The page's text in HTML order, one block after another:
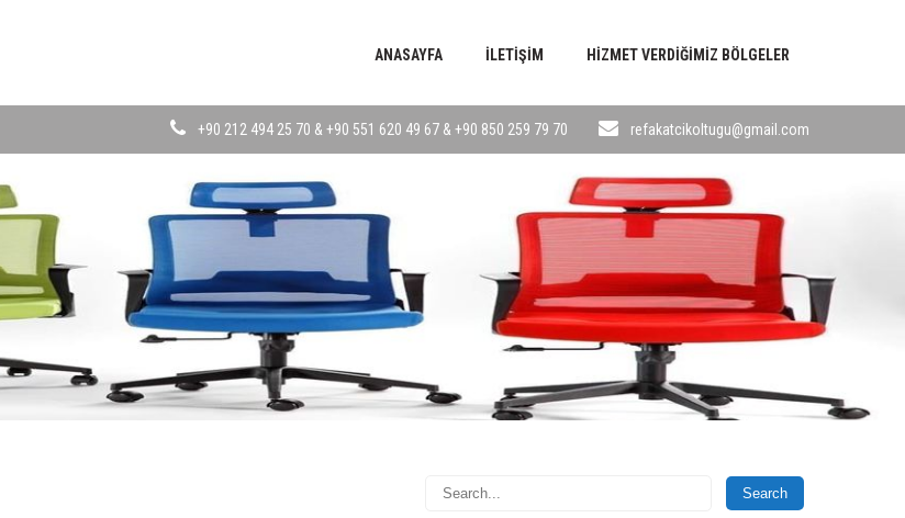
ANASAYFA İLETIŞIM HIZMET VERDIĞIMIZ BÖLGELER
+90 212 494 25 70 & +90 551 620 49 67 & +90 850 259 79 70 refakatcikoltugu@gmail.com